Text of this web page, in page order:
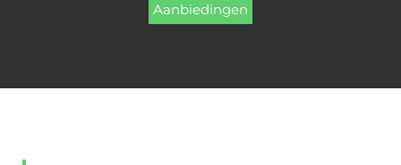
Aanbiedingen